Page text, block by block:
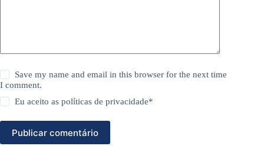
Save my name and email in this browser for the next time
I comment.
Eu aceito aspolíticas de privacidade*
Publicar comentário